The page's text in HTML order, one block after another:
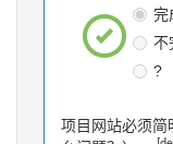
完
不
?
项目网站必须简